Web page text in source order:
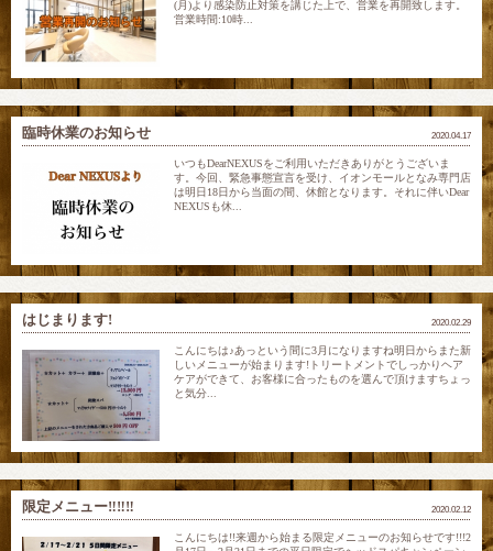
(月)より感染防止対策を講じた上で、営業を再開致します。
営業時間:10時...
2020.04.17
臨時休業のお知らせ
いつもDearNEXUSをご利用いただきありがとうございま
す。今回、緊急事態宣言を受け、イオンモールとなみ専門店
は明日18日から当面の間、休館となります。それに伴いDear
NEXUSも休...
2020.02.29
はじまります!
こんにちは♪あっという間に3月になりますね明日からまた新
しいメニューが始まります!トリートメントでしっかりヘア
ケアができて、お客様に合ったものを選んで頂けますちょっ
と気分...
2020.02.12
限定メニュー‼‼‼
こんにちは!!来週から始まる限定メニューのお知らせです!!!2